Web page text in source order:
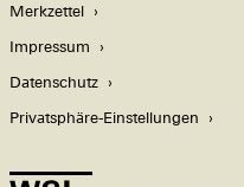
Merkzettel
Impressum
Datenschutz
Privatsphäre-Einstellungen